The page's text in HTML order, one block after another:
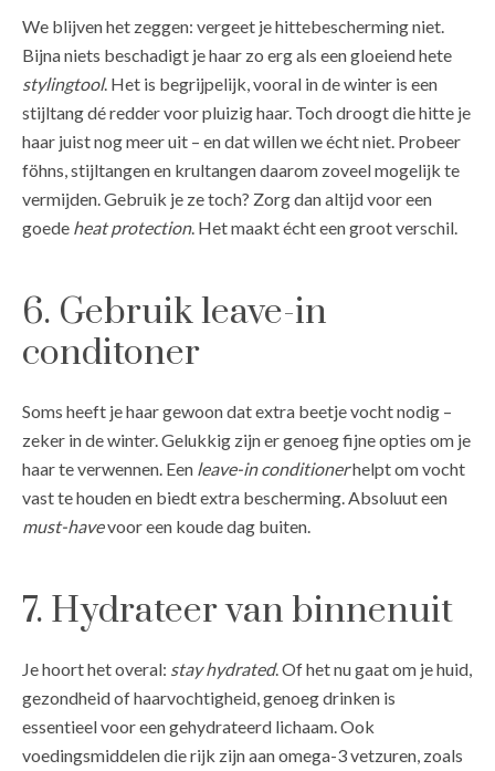
We blijven het zeggen: vergeet je hittebescherming niet.
Bijna niets beschadigt je haar zo erg als een gloeiend hete
stylingtool. Het is begrijpelijk, vooral in de winter is een
stijltang dé redder voor pluizig haar. Toch droogt die hitte je
haar juist nog meer uit – en dat willen we écht niet. Probeer
föhns, stijltangen en krultangen daarom zoveel mogelijk te
vermijden. Gebruik je ze toch? Zorg dan altijd voor een
goede heat protection. Het maakt écht een groot verschil.
6. Gebruik leave-in
conditoner
Soms heeft je haar gewoon dat extra beetje vocht nodig –
zeker in de winter. Gelukkig zijn er genoeg fijne opties om je
haar te verwennen. Een leave-in conditionerhelpt om vocht
vast te houden en biedt extra bescherming. Absoluut een
must-havevoor een koude dag buiten.
7. Hydrateer van binnenuit
Je hoort het overal: stay hydrated. Of het nu gaat om je huid,
gezondheid of haarvochtigheid, genoeg drinken is
essentieel voor een gehydrateerd lichaam. Ook
voedingsmiddelen die rijk zijn aan omega-3 vetzuren, zoals